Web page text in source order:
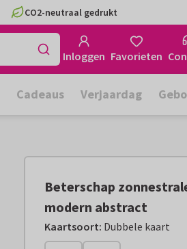
CO2-neutraal gedrukt
Inloggen Favorieten
Cadeaus Verjaardag
Beterschap
modern abstract
Kaartsoort: Dubbele kaart
Vanaf:€ 2,99 excl.